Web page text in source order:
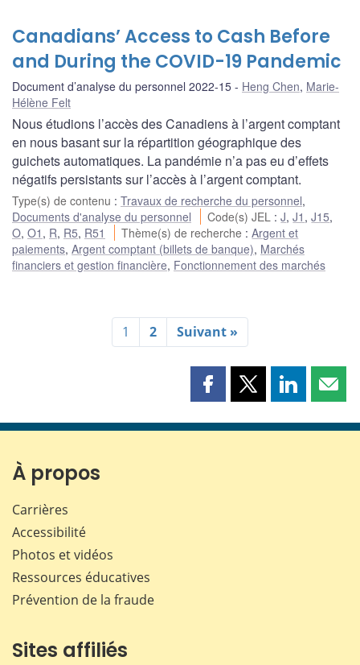
Canadians’ Access to Cash Before
and During the COVID-19 Pandemic
Document d’analyse du personnel 2022-15 Heng Chen, Marie-
Hélène Felt
Nous étudions l’accès des Canadiens à l’argent comptant
en nous basant sur la répartition géographique des
guichets automatiques. La pandémie n’a pas eu d’effets
négatifs persistants sur l’accès à l’argent comptant.
Type(s) de contenu : Travaux de recherche du personnel,
Documents d'analyse du personnel
Code(s) JEL :J,J1 ,J15,
O, O1 , R, R5, R51 Thème(s) de recherche :Argent et
paiements, Argent comptant (billets de banque), Marchés
financiers et gestion financière, Fonctionnement des marchés
1 2 Suivant »
Partager
page
Partager
page
Partager
page page
À propos
Carrières
Accessibilité
Photos et vidéos
Ressources éducatives
Prévention de la fraude
Sites affiliés